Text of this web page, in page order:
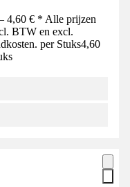
4,60 € * Alle prijzen
BTW en excl.
per Stuks4,60